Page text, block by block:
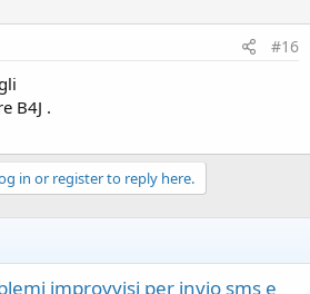
#16
B4J .
in or register to reply here.
improvvisi per invio sms e